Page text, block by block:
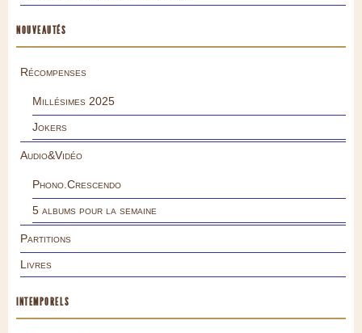
NOUVEAUTÉS
Récompenses
Millésimes 2025
Jokers
Audio&Vidéo
Phono.Crescendo
5 albums pour la semaine
Partitions
Livres
INTEMPORELS